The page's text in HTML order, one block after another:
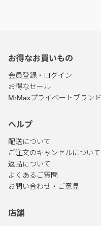
お得なお買いもの
会員登録・ログイン
お得なセール
MrMaxプライベートブランド
ヘルプ
配送について
ご注文のキャンセルについて
返品について
よくあるご質問
お問い合わせ・ご意見
店舗